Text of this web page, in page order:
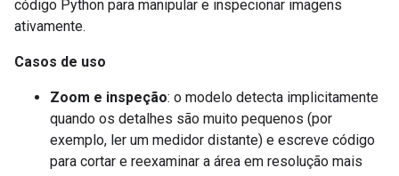
código Python para manipular e inspecionar imagens
ativamente.
Casos de uso
Zoom e inspeção: o modelo detecta implicitamente
quando os detalhes são muito pequenos (por
exemplo, ler um medidor distante) e escreve código
para cortar e reexaminar a área em resolução mais